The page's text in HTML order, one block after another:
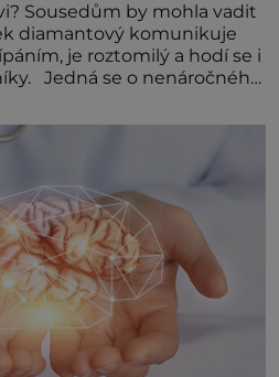
Sousedům by mohla vadit
diamantový komunikuje
je roztomilý a hodí se i
Jedná se o nenáročného
kde sbírá zbytky semínek
celá Austrálie s